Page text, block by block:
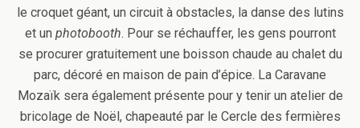
le croquet géant, un circuit à obstacles, la danse des lutins
et un photobooth. Pour se réchauffer, les gens pourront
se procurer gratuitement une boisson chaude au chalet du
parc, décoré en maison de pain d’épice. La Caravane
Mozaïk sera également présente pour y tenir un atelier de
bricolage de Noël, chapeauté par le Cercle des fermières